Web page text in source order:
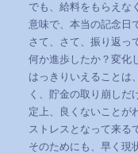
でも、給料をもらえな
意味で、本当の記念日
さて、さて、振り返っ
何か進歩したか？変化
はっきりいえることは
く、貯金の取り崩しだ
定上、良くないことが
ストレスとなって来る
そのためにも、早く現